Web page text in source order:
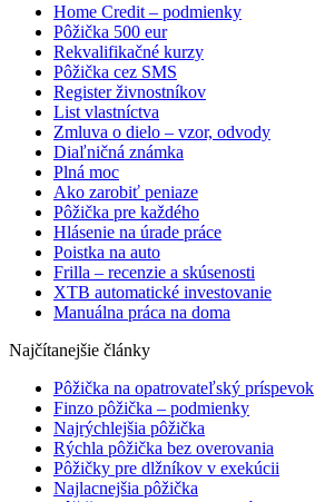
Home Credit – podmienky
Pôžička 500 eur
Rekvalifikačné kurzy
Pôžička cez SMS
Register živnostníkov
List vlastníctva
Zmluva o dielo – vzor, odvody
Diaľničná známka
Plná moc
Ako zarobiť peniaze
Pôžička pre každého
Hlásenie na úrade práce
Poistka na auto
Frilla – recenzie a skúsenosti
XTB automatické investovanie
Manuálna práca na doma
Najčítanejšie články
Pôžička na opatrovateľský príspevok
Finzo pôžička – podmienky
Najrýchlejšia pôžička
Rýchla pôžička bez overovania
Pôžičky pre dlžníkov v exekúcii
Najlacnejšia pôžička